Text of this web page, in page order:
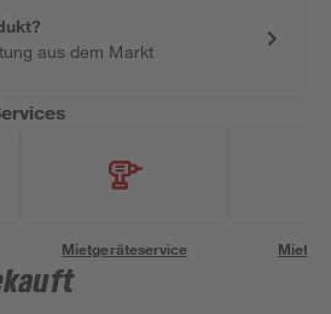
aus dem Markt
Mietgeräteservice